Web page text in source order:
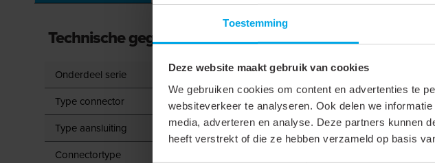
Toestemming
Deze website maakt gebruik van cookies
We gebruiken cookies om content en advertenties te
websiteverkeer te analyseren. Ook delen we
media, adverteren en analyse. Deze partners kunnen
heeft verstrekt of die ze hebben verzameld op basis
Technische gegevens
Onderdeel serie
Type connector
Type aansluiting
Connectortype